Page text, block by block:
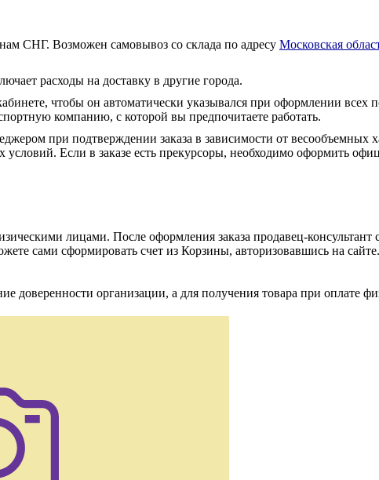
СНГ. Возможен самовывоз со склада по адресу Московская
расходы на доставку в другие города.
чтобы он автоматически указывался при оформлении
компанию, с которой вы предпочитаете работать.
при подтверждении заказа в зависимости от
Если в заказе есть прекурсоры, необходимо оформить
лицами. После оформления заказа продавец-
сами сформировать счет из Корзины, авторизовавшись на
доверенности организации, а для получения товара при оплате